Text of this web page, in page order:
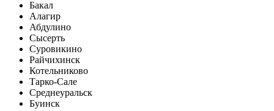
Бакал
Алагир
Абдулино
Сысерть
Суровикино
Райчихинск
Котельниково
Тарко-Сале
Среднеуральск
Буинск